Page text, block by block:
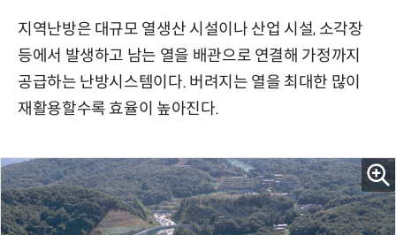
지역난방은 대규모 열생산 시설이나 산업 시설, 소각장
등에서 발생하고 남는 열을 배관으로 연결해 가정까지
공급하는 난방시스템이다. 버려지는 열을 최대한 많이
재활용할수록 효율이 높아진다.